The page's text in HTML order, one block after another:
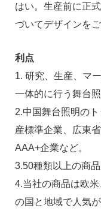
はい。生産前に正
づいてデザインを
利点
1. 研究、生産、マ
一体的に行う舞台照
2.中国舞台照明の
産標準企業、広東
AAA+企業など。
3.50種類以上の商
4.当社の商品は欧
の国と地域で人気が